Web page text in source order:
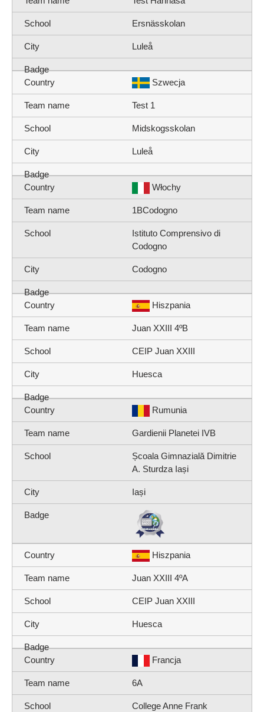
Ersnässkolan
Luleå
Szwecja
Test 1
Midskogsskolan
Luleå
Włochy
1BCodogno
Istituto Comprensivo di
Codogno
Codogno
Hiszpania
Juan XXIII 4ºB
CEIP Juan XXIII
Huesca
Rumunia
Gardienii Planetei IVB
Școala Gimnazială Dimitrie
A. Sturdza Iași
Iași
Hiszpania
Juan XXIII 4ºA
CEIP Juan XXIII
Huesca
Francja
6A
College Anne Frank